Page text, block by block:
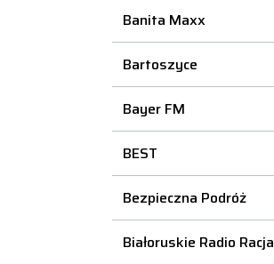
Banita Maxx
Bartoszyce
Bayer FM
BEST
Bezpieczna Podróż
Białoruskie Radio Racja